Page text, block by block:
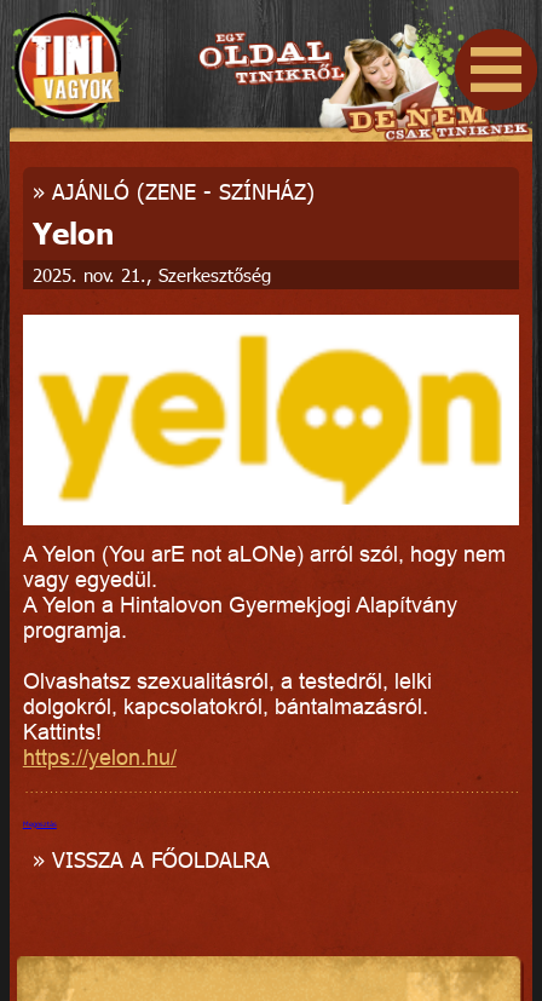
» AJÁNLÓ (ZENE - SZÍNHÁZ)
Yelon
2025. nov. 21., Szerkesztőség
A Yelon (You arE not aLONe) arról szól, hogy nem
vagy egyedül.
A Yelon a Hintalovon Gyermekjogi Alapítvány
programja.
Olvashatsz szexualitásról, a testedről, lelki
dolgokról, kapcsolatokról, bántalmazásról.
Kattints!
https://yelon.hu/
Megosztás
» VISSZA A FŐOLDALRA